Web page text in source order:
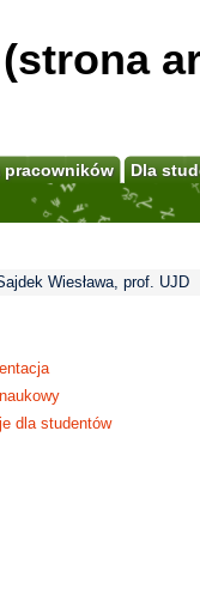
pracowników Dla
Wiesława, prof. UJD
dla studentów